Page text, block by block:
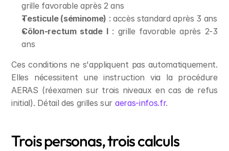
grille favorable après 2 ans
Testicule (séminome) : accès standard après 3 ans
Côlon-rectum stade I : grille favorable après 2-3
ans
Ces conditions ne s'appliquent pas automatiquement.
Elles nécessitent une instruction via la procédure
AERAS (réexamen sur trois niveaux en cas de refus
initial). Détail des grilles sur aeras-infos.fr.
Trois personas, trois calculs